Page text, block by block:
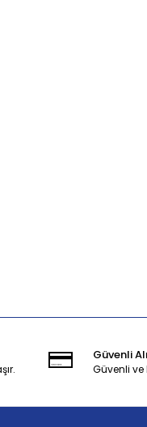
Güvenli
Güvenli